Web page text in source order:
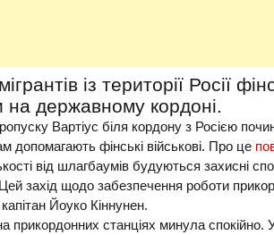
із території Росії
на державному кордоні.
Вартіус біля кордону з Росією
допомагають фінські військові. Про це
від шлагбаумів будуються захисні
захід щодо забезпечення роботи
Йоуко Кіннунен.
прикордонних станціях минула